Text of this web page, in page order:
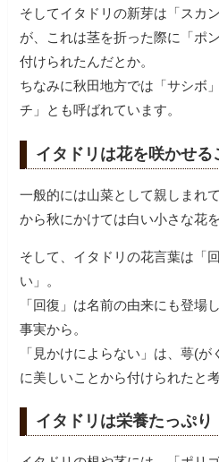
そしてイタドリの新芽は「スカ
が、これは茎を折った際に「ポ
付けられたんだとか。
ちなみに秋田地方では「サシボ
チ」とも呼ばれています。
イタドリは花を咲かせる
一般的には山菜として親しまれ
から秋にかけては白い小さな花
そして、イタドリの花言葉は「
い」。
「回復」は名前の由来にも登場
事実から。
「見かけによらない」は、萼(
に美しいことから付けられたと
イタドリは栄養たっぷり